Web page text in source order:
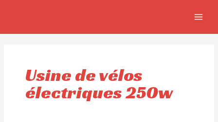
Usine de vélos
électriques 250w